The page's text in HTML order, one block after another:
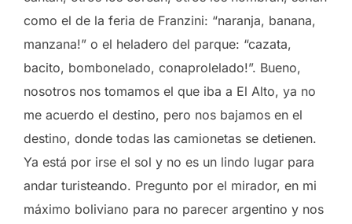
como el de la feria de Franzini: “naranja, banana,
manzana!” o el heladero del parque: “cazata,
bacito, bombonelado, conaprolelado!”. Bueno,
nosotros nos tomamos el que iba a El Alto, ya no
me acuerdo el destino, pero nos bajamos en el
destino, donde todas las camionetas se detienen.
Ya está por irse el sol y no es un lindo lugar para
andar turisteando. Pregunto por el mirador, en mi
máximo boliviano para no parecer argentino y nos